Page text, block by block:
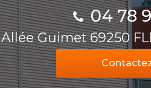
04 78
Allée Guimet 69250